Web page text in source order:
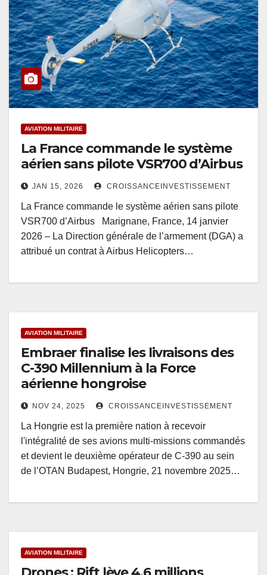
AVIATION MILITAIRE
La France commande le système
aérien sans pilote VSR700 d’Airbus
JAN 15, 2026 CROISSANCEINVESTISSEMENT
La France commande le système aérien sans pilote
VSR700 d’Airbus Marignane, France, 14 janvier
2026 – La Direction générale de l’armement (DGA) a
attribué un contrat à Airbus Helicopters…
AVIATION MILITAIRE
Embraer finalise les livraisons des
C-390 Millennium à la Force
aérienne hongroise
NOV 24, 2025 CROISSANCEINVESTISSEMENT
La Hongrie est la première nation à recevoir
l'intégralité de ses avions multi-missions commandés
et devient le deuxième opérateur de C-390 au sein
de l’OTAN Budapest, Hongrie, 21 novembre 2025…
AVIATION MILITAIRE